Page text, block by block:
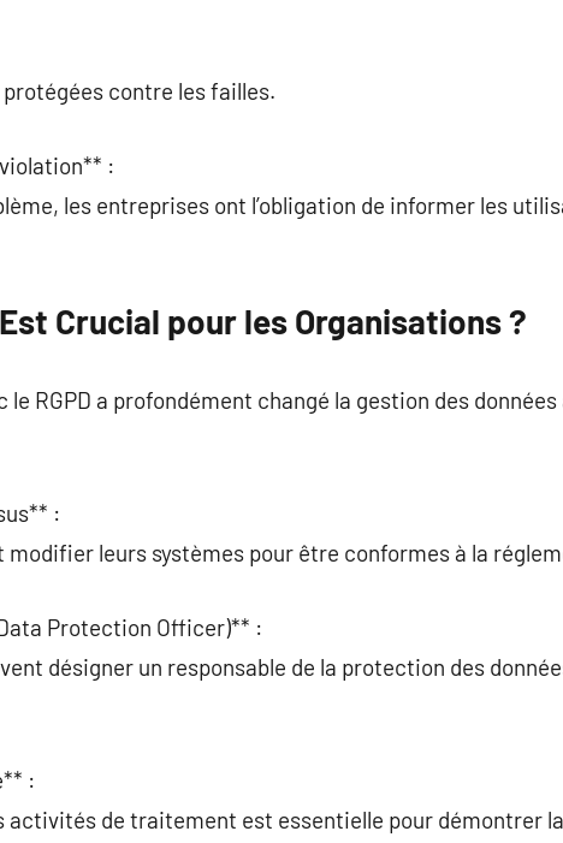
contre les failles.
:
les entreprises ont l’obligation de informer les
Crucial pour les Organisations ?
RGPD a profondément changé la gestion des données
:
modifier leurs systèmes pour être conformes à la
Protection Officer)** :
désigner un responsable de la protection des
:
activités de traitement est essentielle pour démontrer